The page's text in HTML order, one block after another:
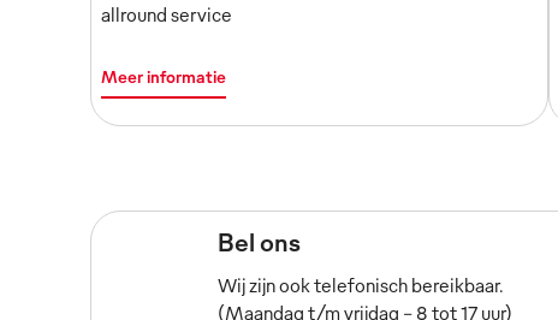
allround service
Meer informatie
Bel ons
Wij zijn ook telefonisch bereikbaar.
(Maandag t/m vrijdag – 8 tot 17 uur)